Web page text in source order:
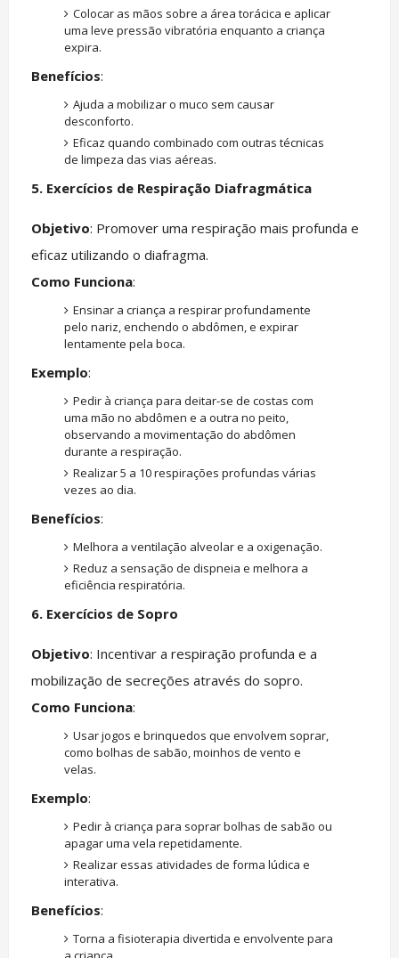
Colocar as mãos sobre a área torácica e aplicar
uma leve pressão vibratória enquanto a criança
expira.
Benefícios:
Ajuda a mobilizar o muco sem causar
desconforto.
Eficaz quando combinado com outras técnicas
de limpeza das vias aéreas.
5. Exercícios de Respiração Diafragmática
Objetivo: Promover uma respiração mais profunda e
eficaz utilizando o diafragma.
Como Funciona:
Ensinar a criança a respirar profundamente
pelo nariz, enchendo o abdômen, e expirar
lentamente pela boca.
Exemplo:
Pedir à criança para deitar-se de costas com
uma mão no abdômen e a outra no peito,
observando a movimentação do abdômen
durante a respiração.
Realizar 5 a 10 respirações profundas várias
vezes ao dia.
Benefícios:
Melhora a ventilação alveolar e a oxigenação.
Reduz a sensação de dispneia e melhora a
eficiência respiratória.
6. Exercícios de Sopro
Objetivo: Incentivar a respiração profunda e a
mobilização de secreções através do sopro.
Como Funciona:
Usar jogos e brinquedos que envolvem soprar,
como bolhas de sabão, moinhos de vento e
velas.
Exemplo:
Pedir à criança para soprar bolhas de sabão ou
apagar uma vela repetidamente.
Realizar essas atividades de forma lúdica e
interativa.
Benefícios:
Torna a fisioterapia divertida e envolvente para